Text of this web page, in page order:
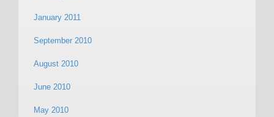
January 2011
September 2010
August 2010
June 2010
May 2010